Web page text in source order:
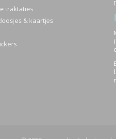
traktaties
& kaartjes